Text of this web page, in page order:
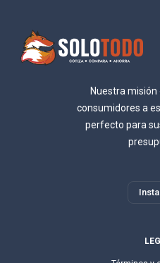
Nuestra misión
consumidores a
perfecto para